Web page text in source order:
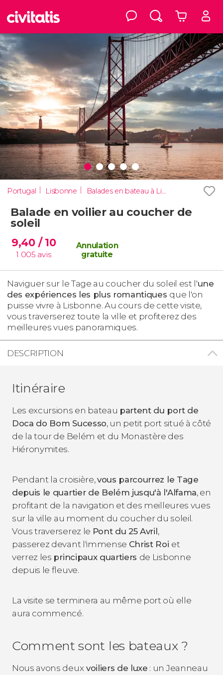
Portugal Lisbonne Balades en bateau à Lisbonne
Balade en voilier au coucher de
soleil
9,40 / 10
1 005 avis
Annulation
gratuite
Naviguer sur le Tage au coucher du soleil est l'une
des expériences les plus romantiques que l'on
puisse vivre à Lisbonne. Au cours de cette visite,
vous traverserez toute la ville et profiterez des
meilleures vues panoramiques.
DESCRIPTION
Itinéraire
Les excursions en bateau partent du port de
Doca do Bom Sucesso, un petit port situé à côté
de la tour de Belém et du Monastère des
Hiéronymites.
Pendant la croisière,vous parcourrez le Tage
depuis le quartier de Belém jusqu'à l'Alfama, en
profitant de la navigation et des meilleures vues
sur la ville au moment du coucher du soleil.
Vous traverserez le Pont du 25 Avril,
passerez devant l'immense Christ Roi et
verrez les principaux quartiers de Lisbonne
depuis le fleuve.
La visite se terminera au même port où elle
aura commencé.
Comment sont les bateaux ?
Nous avons deux voiliers de luxe : un Jeanneau